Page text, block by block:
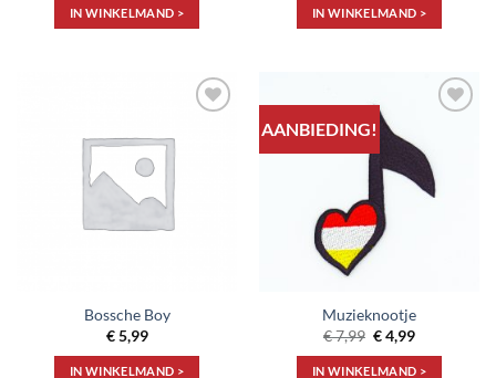
IN WINKELMAND > IN WINKELMAND >
Bossche Boy
€5,99
IN WINKELMAND >
AANBIEDING!
verlanglijst
Muzieknootje
€7,99 Oorspronkelijke
prijs
was:
€4,99Huidige
IN WINKELMAND >